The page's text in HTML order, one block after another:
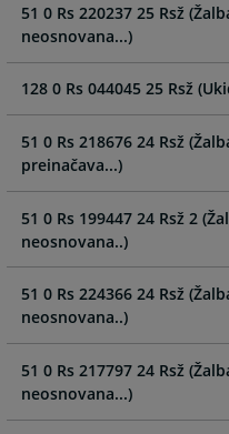
forward
to
interact
with
the
calendar
and
a
date.
question
to
get
the
a
the
to
51 0 Rs 220237 25 Rsž
neosnovana...)
128 0 Rs 044045 25 Rsž
51 0 Rs 218676 24 Rsž
preinačava...)
51 0 Rs 199447 24 Rsž 2
neosnovana..)
51 0 Rs 224366 24 Rsž
neosnovana..)
51 0 Rs 217797 24 Rsž
neosnovana...)